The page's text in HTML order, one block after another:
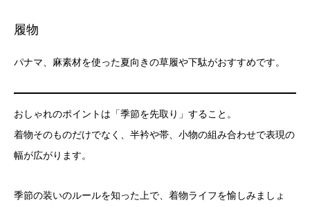
履物
パナマ、麻素材を使った夏向きの草履や下駄がおすすめです。
おしゃれのポイントは「季節を先取り」すること。
着物そのものだけでなく、半衿や帯、小物の組み合わせで表現の
幅が広がります。
季節の装いのルールを知った上で、着物ライフを愉しみましょ